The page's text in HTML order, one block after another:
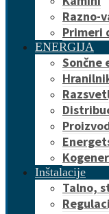
Razno-
Primeri
ENERGIJA
Sončne
Inštalacije
Talno,